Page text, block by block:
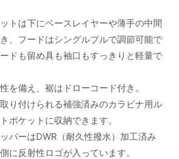
トは下にベースレイヤーや薄手の中間
、フードはシングルプルで調節可能で
ドも留め具も袖口もすっきりと軽量で
を備え、裾はドローコード付き。
り付けられる補強済みのカラビナ用ル
ポケットに収納できます。
パーはDWR（耐久性撥水）加工済み
に反射性ロゴが入っています。